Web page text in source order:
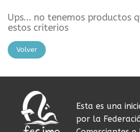
Ups... no tenemos productos
estos criterios
Volver
Esta es una
por la